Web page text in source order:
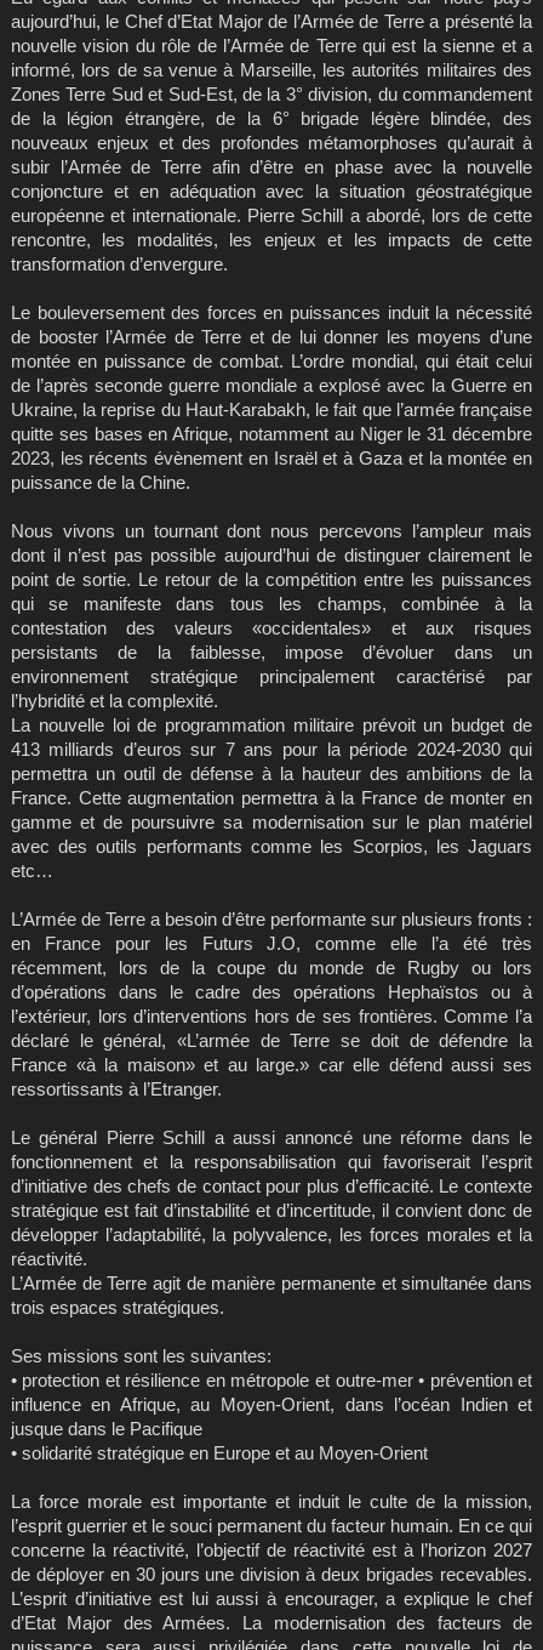
aujourd’hui, le Chef d’Etat Major de l’Armée de Terre a présenté la
nouvelle vision du rôle de l’Armée de Terre qui est la sienne et a
informé, lors de sa venue à Marseille, les autorités militaires des
Zones Terre Sud et Sud-Est, de la 3° division, du commandement
de la légion étrangère, de la 6° brigade légère blindée, des
nouveaux enjeux et des profondes métamorphoses qu’aurait à
subir l’Armée de Terre afin d’être en phase avec la nouvelle
conjoncture et en adéquation avec la situation géostratégique
européenne et internationale. Pierre Schill a abordé, lors de cette
rencontre, les modalités, les enjeux et les impacts de cette
transformation d’envergure.
Le bouleversement des forces en puissances induit la nécessité
de booster l’Armée de Terre et de lui donner les moyens d’une
montée en puissance de combat. L’ordre mondial, qui était celui
de l’après seconde guerre mondiale a explosé avec la Guerre en
Ukraine, la reprise du Haut-Karabakh, le fait que l’armée française
quitte ses bases en Afrique, notamment au Niger le 31 décembre
2023, les récents évènement en Israël et à Gaza et la montée en
puissance de la Chine.
Nous vivons un tournant dont nous percevons l’ampleur mais
dont il n’est pas possible aujourd’hui de distinguer clairement le
point de sortie. Le retour de la compétition entre les puissances
qui se manifeste dans tous les champs, combinée à la
contestation des valeurs «occidentales» et aux risques
persistants de la faiblesse, impose d’évoluer dans un
environnement stratégique principalement caractérisé par
l’hybridité et la complexité.
La nouvelle loi de programmation militaire prévoit un budget de
413 milliards d’euros sur 7 ans pour la période 2024-2030 qui
permettra un outil de défense à la hauteur des ambitions de la
France. Cette augmentation permettra à la France de monter en
gamme et de poursuivre sa modernisation sur le plan matériel
avec des outils performants comme les Scorpios, les Jaguars
etc…
L’Armée de Terre a besoin d’être performante sur plusieurs fronts :
en France pour les Futurs J.O, comme elle l’a été très
récemment, lors de la coupe du monde de Rugby ou lors
d’opérations dans le cadre des opérations Hephaïstos ou à
l’extérieur, lors d’interventions hors de ses frontières. Comme l’a
déclaré le général, «L’armée de Terre se doit de défendre la
France «à la maison» et au large.» car elle défend aussi ses
ressortissants à l’Etranger.
Le général Pierre Schill a aussi annoncé une réforme dans le
fonctionnement et la responsabilisation qui favoriserait l’esprit
d’initiative des chefs de contact pour plus d’efficacité. Le contexte
stratégique est fait d’instabilité et d’incertitude, il convient donc de
développer l’adaptabilité, la polyvalence, les forces morales et la
réactivité.
L’Armée de Terre agit de manière permanente et simultanée dans
trois espaces stratégiques.
Ses missions sont les suivantes:
• protection et résilience en métropole et outre-mer • prévention et
influence en Afrique, au Moyen-Orient, dans l’océan Indien et
jusque dans le Pacifique
• solidarité stratégique en Europe et au Moyen-Orient
La force morale est importante et induit le culte de la mission,
l’esprit guerrier et le souci permanent du facteur humain. En ce qui
concerne la réactivité, l’objectif de réactivité est à l’horizon 2027
de déployer en 30 jours une division à deux brigades recevables.
L’esprit d’initiative est lui aussi à encourager, a explique le chef
d’Etat Major des Armées. La modernisation des facteurs de